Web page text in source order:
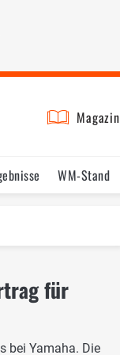
Magazin
WM-Stand
für
bei Yamaha. Die